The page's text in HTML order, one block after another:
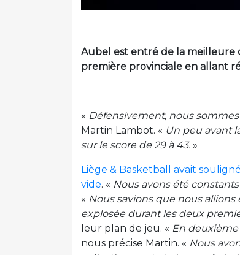
Aubel est entré de la meilleure
première provinciale en allant
« Défensivement, nous
Martin Lambot. « Un peu avant
sur le score de 29 à 43. »
Liège & Basketball avait
vide. « Nous avons été
« Nous savions que nous
explosée durant les deux
leur plan de jeu. « En
nous précise Martin. « Nous